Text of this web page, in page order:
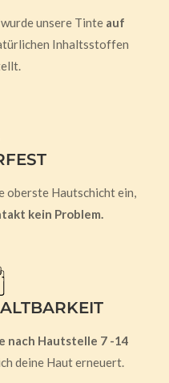
unsere Tinte auf
Inhaltsstoffen
oberste Hautschicht ein,
kein Problem.
nach Hautstelle 7 -14
deine Haut erneuert.